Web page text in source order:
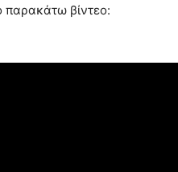
παρακάτω βίντεο: